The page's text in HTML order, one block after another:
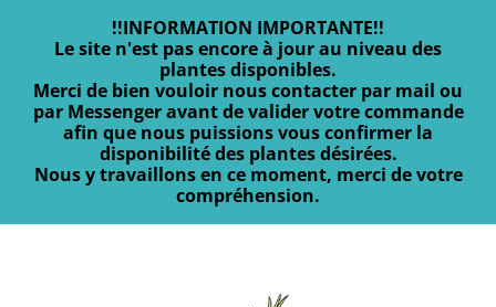
!!INFORMATION IMPORTANTE!!
Le site n'est pas encore à jour au niveau des
plantes disponibles.
Merci de bien vouloir nous contacter par mail ou
par Messenger avant de valider votre commande
afin que nous puissions vous confirmer la
disponibilité des plantes désirées.
Nous y travaillons en ce moment, merci de votre
compréhension.